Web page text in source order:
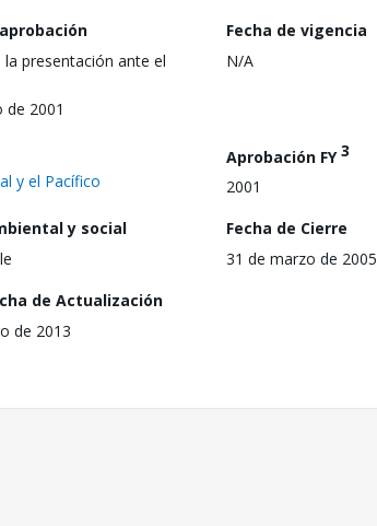
la presentación ante el
de 2001
Fecha de vigencia
N/A
y el Pacífico
Aprobación FY3
2001
y social
Fecha de Cierre
31 de marzo de 2005
de Actualización
de 2013